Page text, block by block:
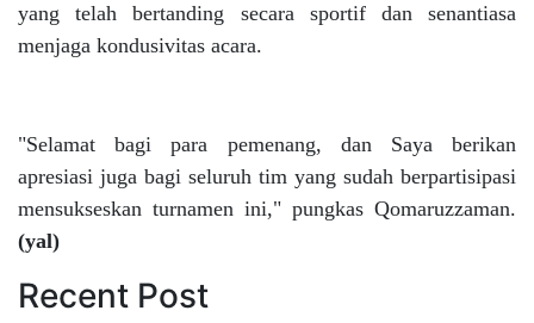
yang telah bertanding secara sportif dan senantiasa
menjaga kondusivitas acara.
"Selamat bagi para pemenang, dan Saya berikan
apresiasi juga bagi seluruh tim yang sudah berpartisipasi
mensukseskan turnamen ini," pungkas Qomaruzzaman.
(yal)
Recent Post